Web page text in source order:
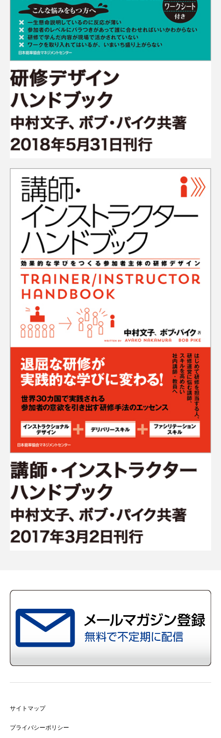
サイトマップ
プライバシーポリシー